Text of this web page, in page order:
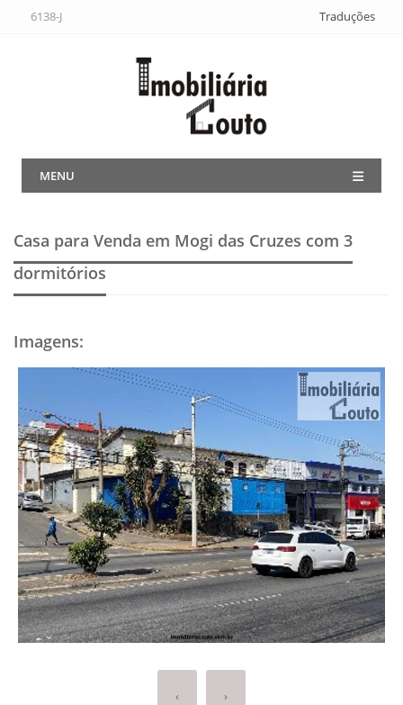
6138-J Traduções
MENU
Casa para Venda em Mogi das Cruzes com 3
dormitórios
Imagens:
‹ ›